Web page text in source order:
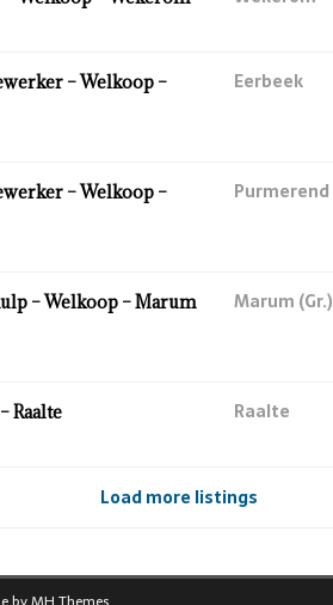
– Welkoop –
Eerbeek
– Welkoop –
Purmerend
– Welkoop – Marum
Marum (Gr.)
Raalte Raalte
Load more listings